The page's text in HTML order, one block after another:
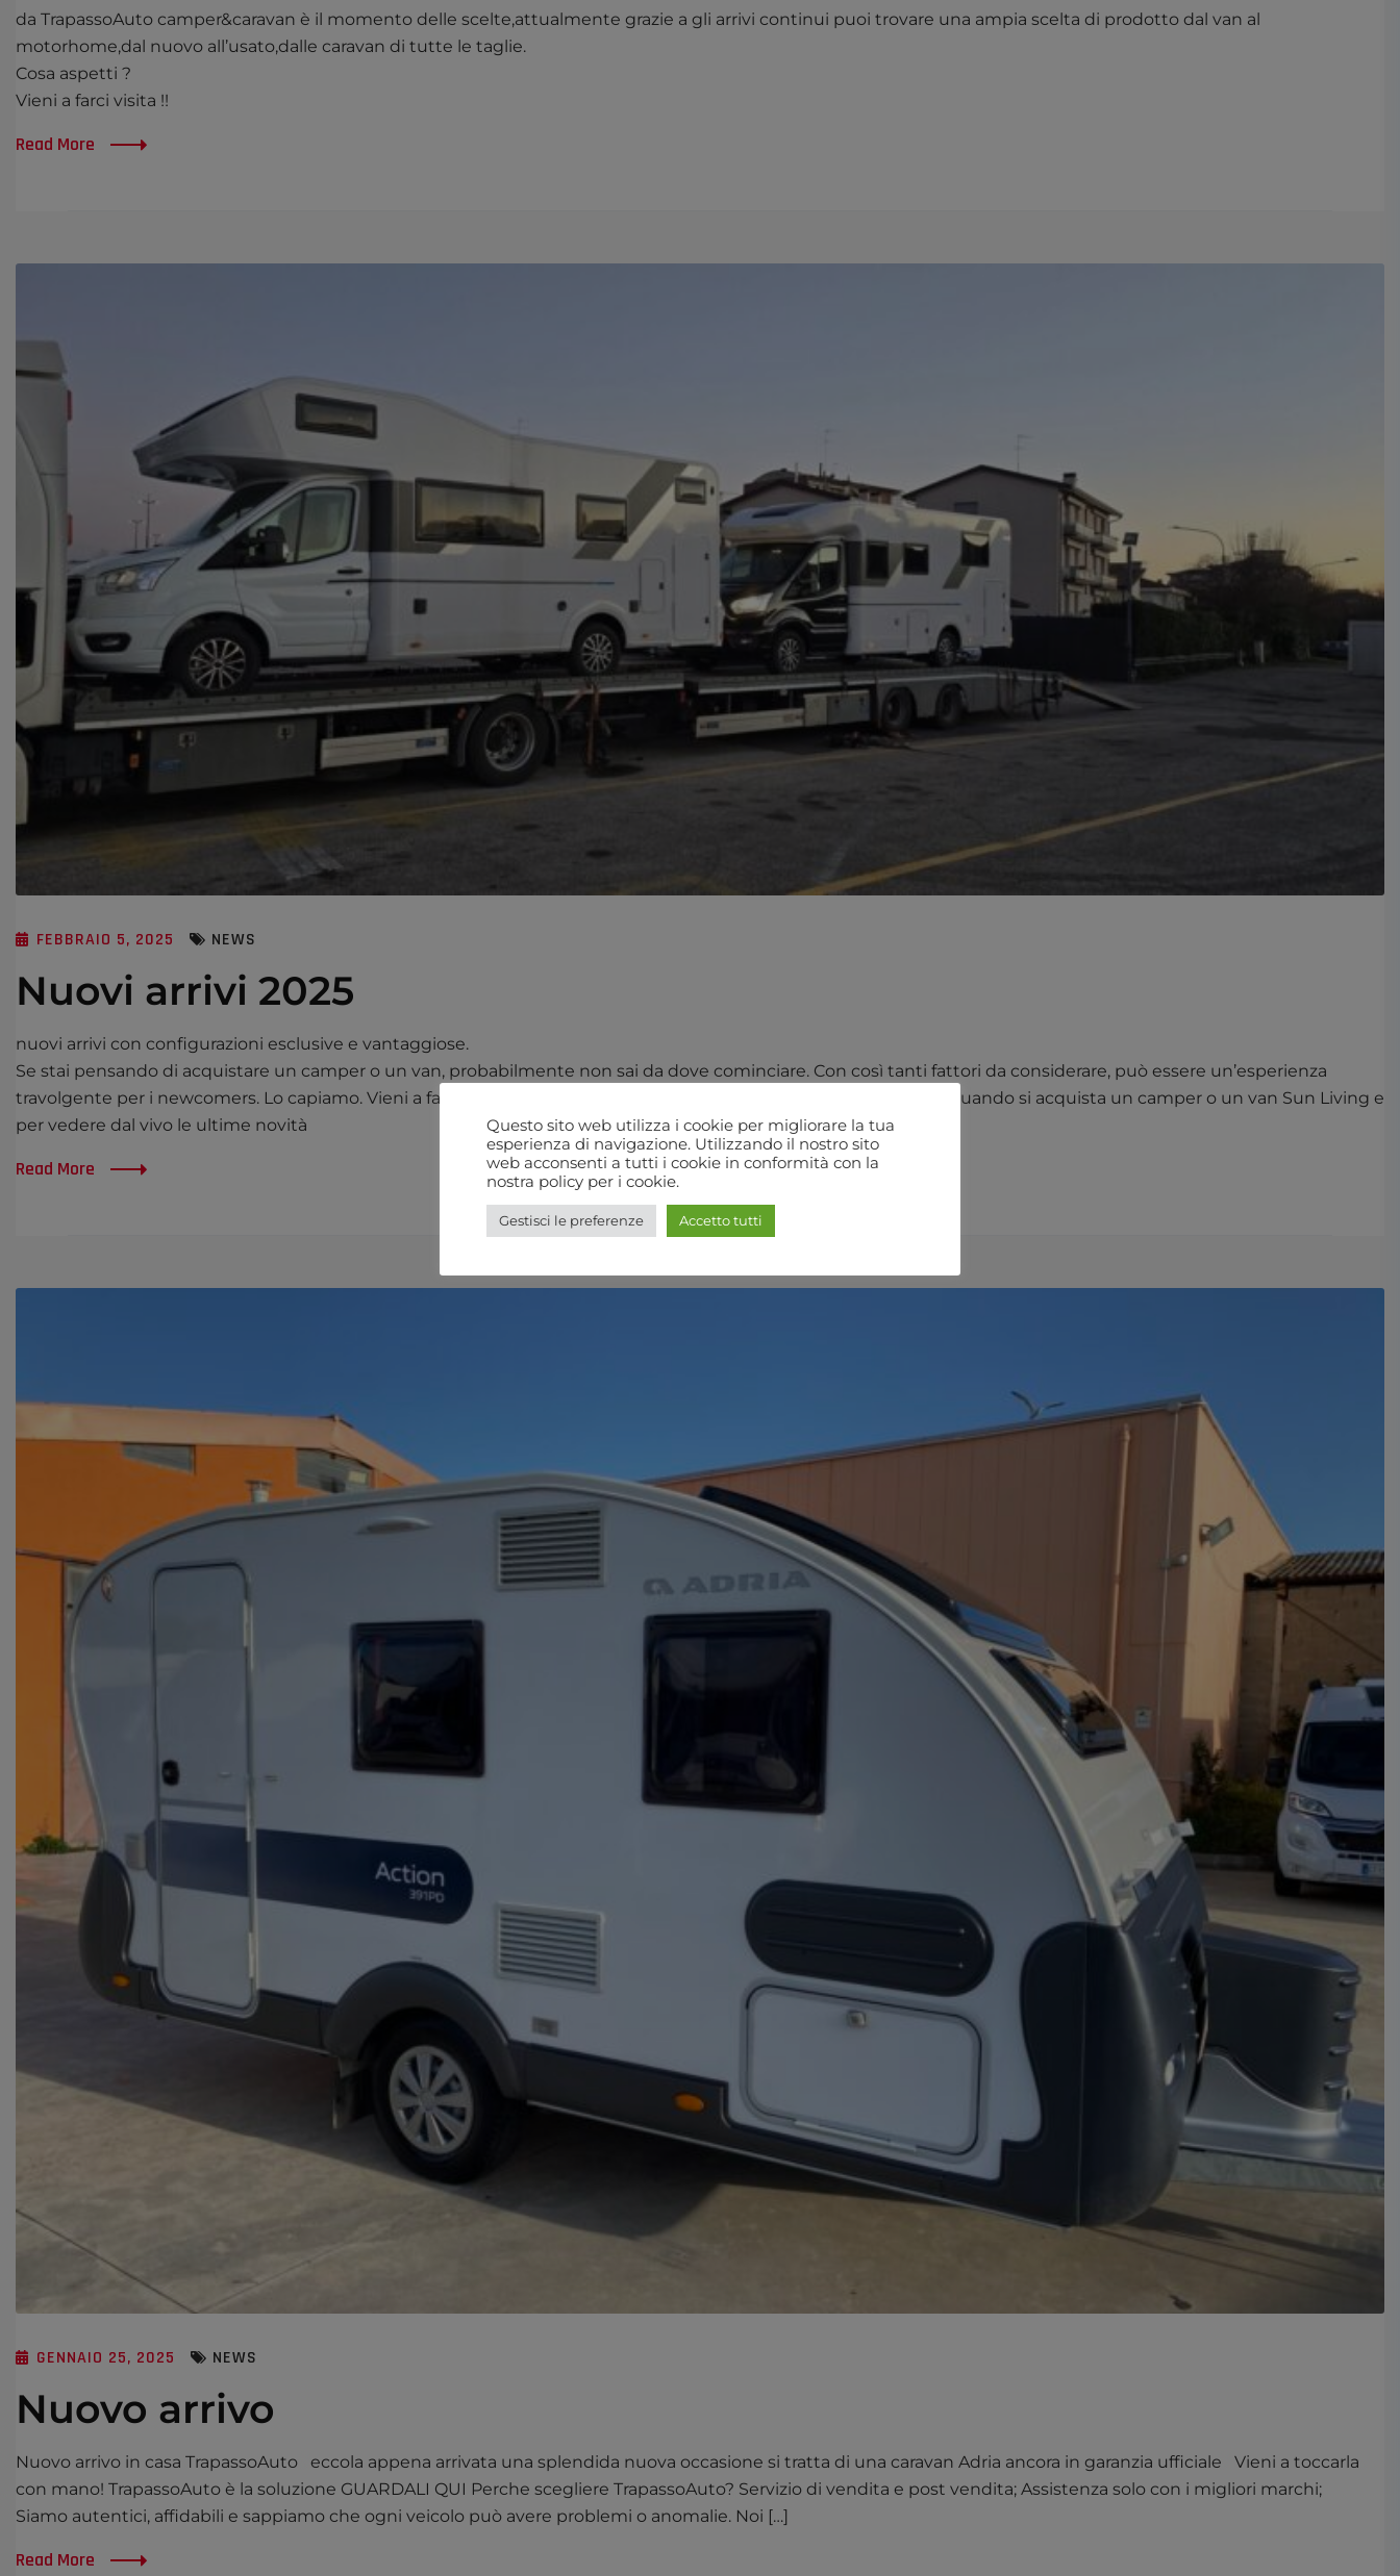
da TrapassoAuto camper&caravan è il momento delle scelte,attualmente grazie a gli arrivi continui puoi trovare una ampia scelta di prodotto dal van al
motorhome,dal nuovo all’usato,dalle caravan di tutte le taglie.
Cosa aspetti ?
Vieni a farci visita !!
Read More
FEBBRAIO 5, 2025 NEWS
Nuovi arrivi 2025
nuovi arrivi con configurazioni esclusive e vantaggiose.
Se stai pensando di acquistare un camper o un van, probabilmente non sai da dove cominciare. Con così tanti fattori da considerare, può essere un’esperienza
travolgente per i newcomers. Lo capiamo. Vieni a farci visita per alcuni suggerimenti sugli aspetti da considerare quando si acquista un camper o un van Sun Living e
per vedere dal vivo le ultime novità
Read More
GENNAIO 25, 2025 NEWS
Nuovo arrivo
Nuovo arrivo in casa TrapassoAuto eccola appena arrivata una splendida nuova occasione si tratta di una caravan Adria ancora in garanzia ufficiale Vieni a toccarla
con mano! TrapassoAuto è la soluzione GUARDALI QUI Perche scegliere TrapassoAuto? Servizio di vendita e post vendita; Assistenza solo con i migliori marchi;
Siamo autentici, affidabili e sappiamo che ogni veicolo può avere problemi o anomalie. Noi […]
Read More
Questo sito web utilizza i cookie per migliorare la tua
esperienza di navigazione. Utilizzando il nostro sito
web acconsenti a tutti i cookie in conformità con la
nostra policy per i cookie.
Gestisci le preferenze Accetto tutti